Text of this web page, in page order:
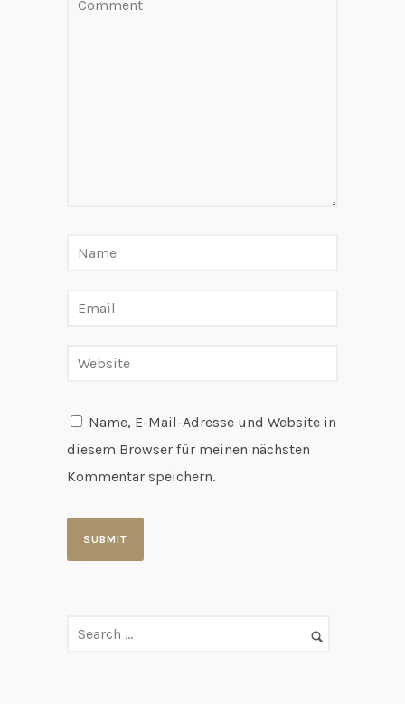
Name, E-Mail-Adresse und Website in
diesem Browser für meinen nächsten
Kommentar speichern.